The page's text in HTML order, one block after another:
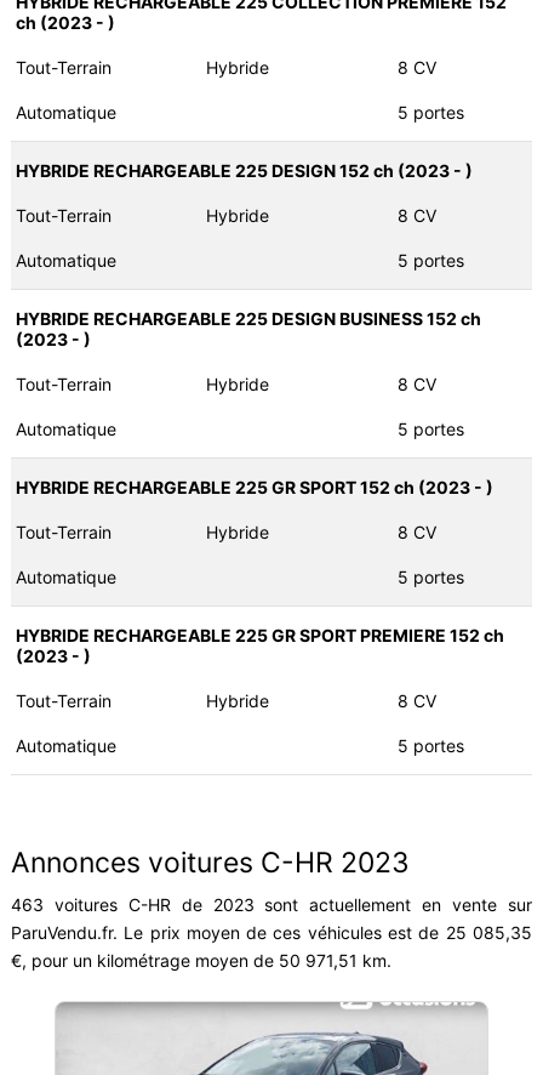
ch (2023 - )
Tout-Terrain Hybride 8 CV
Automatique 5 portes
HYBRIDE RECHARGEABLE 225 DESIGN 152 ch (2023 - )
Tout-Terrain Hybride 8 CV
Automatique 5 portes
HYBRIDE RECHARGEABLE 225 DESIGN BUSINESS 152 ch
(2023 - )
Tout-Terrain Hybride 8 CV
Automatique 5 portes
HYBRIDE RECHARGEABLE 225 GR SPORT 152 ch (2023 - )
Tout-Terrain Hybride 8 CV
Automatique 5 portes
HYBRIDE RECHARGEABLE 225 GR SPORT PREMIERE 152 ch
(2023 - )
Tout-Terrain Hybride 8 CV
Automatique 5 portes
Annonces voitures C-HR 2023
463 voitures C-HR de 2023 sont actuellement en vente sur
ParuVendu.fr. Le prix moyen de ces véhicules est de 25 085,35
€, pour un kilométrage moyen de 50 971,51 km.